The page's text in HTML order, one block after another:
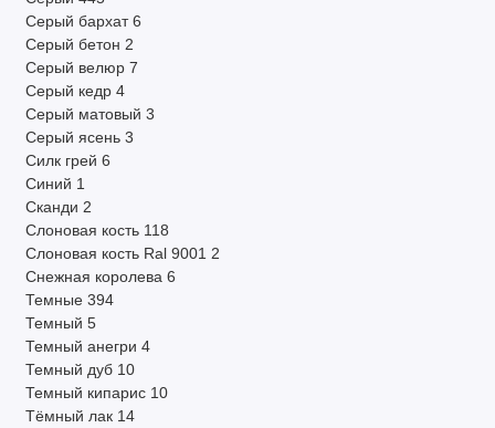
Серый бархат 6
Серый бетон 2
Серый велюр 7
Серый кедр 4
Серый матовый 3
Серый ясень 3
Силк грей 6
Синий 1
Сканди 2
Слоновая кость 118
Слоновая кость Ral 9001 2
Снежная королева 6
Темные 394
Темный 5
Темный анегри 4
Темный дуб 10
Темный кипарис 10
Тёмный лак 14